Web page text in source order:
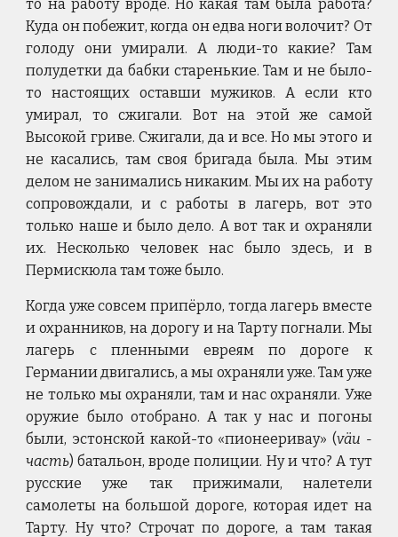
то на работу вроде. Но какая там была работа?
Куда он побежит, когда он едва ноги волочит? От
голоду они умирали. А люди-то какие? Там
полудетки да бабки старенькие. Там и не было-
то настоящих оставши мужиков. А если кто
умирал, то сжигали. Вот на этой же самой
Высокой гриве. Сжигали, да и все. Но мы этого и
не касались, там своя бригада была. Мы этим
делом не занимались никаким. Мы их на работу
сопровождали, и с работы в лагерь, вот это
только наше и было дело. А вот так и охраняли
их. Несколько человек нас было здесь, и в
Пермискюла там тоже было.
Когда уже совсем припёрло, тогда лагерь вместе
и охранников, на дорогу и на Тарту погнали. Мы
лагерь с пленными евреям по дороге к
Германии двигались, а мы охраняли уже. Там уже
не только мы охраняли, там и нас охраняли. Уже
оружие было отобрано. А так у нас и погоны
были, эстонской какой-то «пионееривау» (väu -
часть) батальон, вроде полиции. Ну и что? А тут
русские уже так прижимали, налетели
самолеты на большой дороге, которая идет на
Тарту. Ну что? Строчат по дороге, а там такая